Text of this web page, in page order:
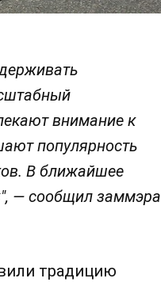
внимание к
популярность
В ближайшее
— сообщил заммэра
традицию